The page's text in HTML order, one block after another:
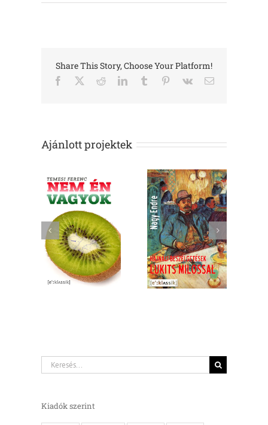
Share This Story, Choose Your Platform!
Facebook RedditLinkedInTumblr Pinterest
Vk Email:
Ajánlott projektek
Hajnali
beszélgetések
Lukits
Milossal
Könyvkettő
Keresés...
Kiadók szerint